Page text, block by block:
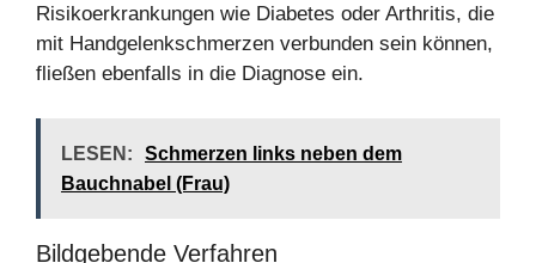
Risikoerkrankungen wie Diabetes oder Arthritis, die
mit Handgelenkschmerzen verbunden sein können,
fließen ebenfalls in die Diagnose ein.
LESEN:
Schmerzen links neben dem
Bauchnabel (Frau)
Bildgebende Verfahren